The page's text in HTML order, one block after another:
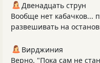
Двенадцать струн
Вообще нет кабачков...
развешивать на
Вирджиния
Верно. "Пока сам не